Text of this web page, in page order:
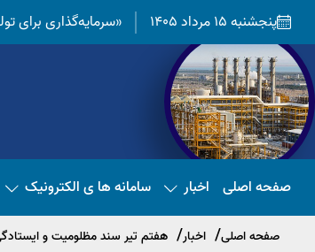
پنجشنبه 15 مرداد 1405 «سرمایه‌گذاری برای
صفحه اصلی اخبار سامانه ها ی الکترونیک
صفحه اصلی اخبار هفتم تیر سند مظلومیت و